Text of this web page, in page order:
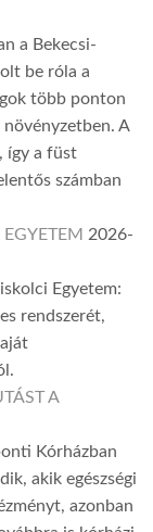
a Bekecsi-
be róla a
több ponton
A
így a füst
számban
2026-
Egyetem:
rendszerét,
A
Kórházban
akik egészségi
azonban